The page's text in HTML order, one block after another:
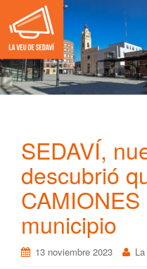
SEDAVÍ,
descubrió
municipio
13 noviembre 2023